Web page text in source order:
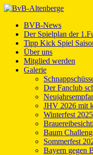
BVB-News
Der Spielplan der
Tipp Kick Spiel
Über uns
Mitglied werden
Galerie
Der Fanclub
JHV 2026 mit
Winterfest 2025
Baum
Sommerfest
Bayern gegen